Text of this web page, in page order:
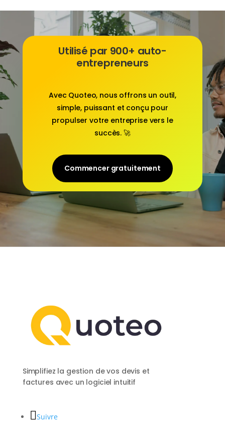
Utilisé par 900+ auto-
entrepreneurs
Avec Quoteo, nous offrons un outil,
simple, puissant et conçu pour
propulser votre entreprise vers le
succès. 🚀
Commencer gratuitement
Simplifiez la gestion de vos devis et
factures avec un logiciel intuitif
Suivre